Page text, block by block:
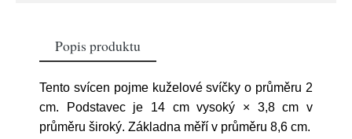
Popis produktu
Tento svícen pojme kuželové svíčky o průměru 2
cm. Podstavec je 14 cm vysoký × 3,8 cm v
průměru široký. Základna měří v průměru 8,6 cm.